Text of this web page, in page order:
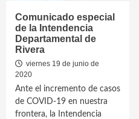
Comunicado especial
de la Intendencia
Departamental de
Rivera
viernes 19 de junio de
2020
Ante el incremento de casos
de COVID-19 en nuestra
frontera, la Intendencia